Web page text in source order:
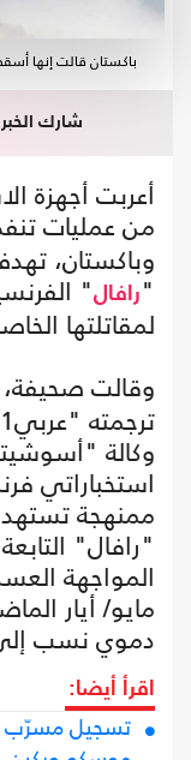
باكستان قالت إنها أسقطت 3 طائرات
شارك الخبر
أعربت أجهزة
من عمليات
وباكستان،
" رافال"
لمقاتلتها
وقالت
وكالة
استخباراتي
ممنهجة
"رافال"
المواجهة
مايو/ أيار
دموي نسب
اقرأ أيضا:
تسجيل مسرّب